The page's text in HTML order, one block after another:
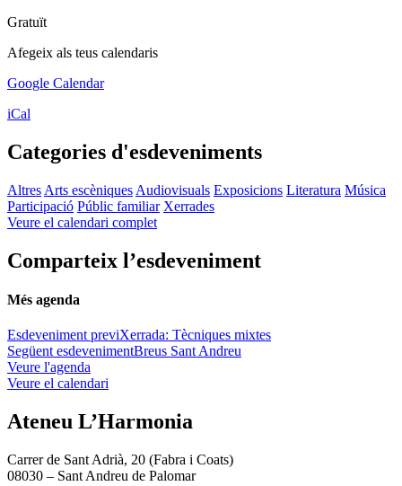
Gratuït
Afegeix als teus calendaris
Google Calendar
iCal
Categories d'esdeveniments
Altres Arts escèniques Audiovisuals Exposicions Literatura Música
Participació Públic familiar Xerrades
Veure el calendari complet
Comparteix l’esdeveniment
Més agenda
Esdeveniment previXerrada: Tècniques mixtes
Següent esdevenimentBreus Sant Andreu
Veure l'agenda
Veure el calendari
Ateneu L’Harmonia
Carrer de Sant Adrià, 20 (Fabra i Coats)
08030 – Sant Andreu de Palomar